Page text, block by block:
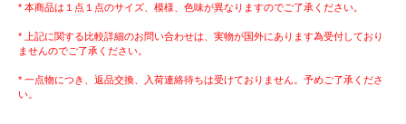
* 本商品は１点１点のサイズ、模様、色味が異なりますのでご了承ください。
* 上記に関する比較詳細のお問い合わせは、実物が国外にあります為受付しており
ませんのでご了承ください。
* 一点物につき、返品交換、入荷連絡待ちは受けておりません。予めご了承くださ
い。